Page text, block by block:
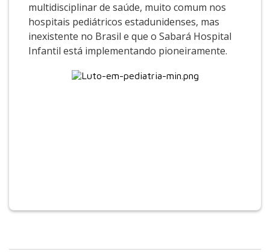
multidisciplinar de saúde, muito comum nos
hospitais pediátricos estadunidenses, mas
inexistente no Brasil e que o Sabará Hospital
Infantil está implementando pioneiramente.